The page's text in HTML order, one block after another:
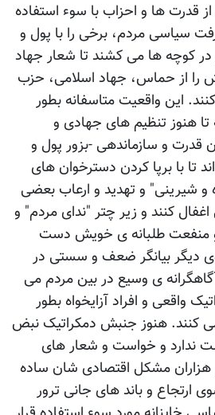
قدرت ها و احزاب با سوء استفاده
سیاسی مردم، برخی را با پول و
در کوچه ها می کشند تا شعار جهاد
را از حماس، جهاد اسلامی، حزب
این واقعیت متاسفانه بطور
هنوز تنظیم های جهادی و
قدرت و سازماندهی -بزور پول و
تا با برپا کردن دسترخوان های
شیرینی" و تهدید و ارعاب بعضی
اغفال کنند و زیر چتر "ندای مردم" و
منفعت طلبانه ی خویش دست
دیگر بیانگر ضعف و سستی در
ی وسیع در بین مردم می
واقعی و افراد آزایخواه بطور
می کنند. هنوز جنبش دمکراتیک نبض
ندارد و خواست و شعار های
هزاران مشکل اقتصادی شان ساده
ارتجاع و باند های جانی ترور